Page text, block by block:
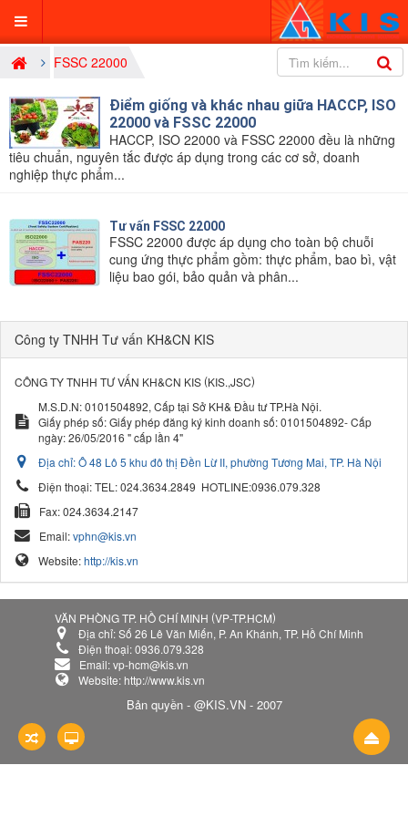
FSSC 22000
Điểm giống và khác nhau giữa HACCP, ISO
22000 và FSSC 22000
HACCP, ISO 22000 và FSSC 22000 đều là những
tiêu chuẩn, nguyên tắc được áp dụng trong các cơ sở, doanh
nghiệp thực phẩm...
Tư vấn FSSC 22000
FSSC 22000 được áp dụng cho toàn bộ chuỗi
cung ứng thực phẩm gồm: thực phẩm, bao bì, vật
liệu bao gói, bảo quản và phân...
Công ty TNHH Tư vấn KH&CN KIS
CÔNG TY TNHH TƯ VẤN KH&CN KIS (KIS.,JSC)
M.S.D.N: 0101504892, Cấp tại Sở KH& Đầu tư TP.Hà Nội.
Giấy phép số: Giấy phép đăng ký kinh doanh số: 0101504892- Cấp
ngày: 26/05/2016 " cấp lần 4"
Địa chỉ:Ô 48 Lô 5 khu đô thị Đền Lừ II, phường Tương Mai, TP. Hà Nội
Điện thoại:TEL: 024.3634.2849 HOTLINE:0936.079.328
Fax:024.3634.2147
Email:vphn@kis.vn
Website:http://kis.vn
VĂN PHÒNG TP. HỒ CHÍ MINH (VP-TP.HCM)
Địa chỉ:Số 26 Lê Văn Miến, P. An Khánh, TP. Hồ Chí Minh
Điện thoại:0936.079.328
Email:vp-hcm@kis.vn
Website: http://www.kis.vn
Bản quyền - @KIS.VN - 2007